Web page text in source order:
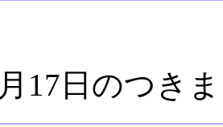
17日のつき